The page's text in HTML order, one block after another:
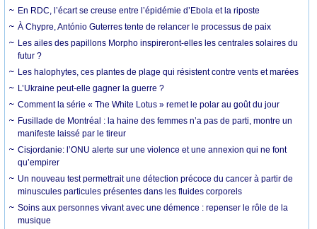
En RDC, l’écart se creuse entre l’épidémie d’Ebola et la riposte
À Chypre, António Guterres tente de relancer le processus de paix
Les ailes des papillons Morpho inspireront-elles les centrales solaires du
futur ?
Les halophytes, ces plantes de plage qui résistent contre vents et marées
L’Ukraine peut-elle gagner la guerre ?
Comment la série « The White Lotus » remet le polar au goût du jour
Fusillade de Montréal : la haine des femmes n’a pas de parti, montre un
manifeste laissé par le tireur
Cisjordanie: l’ONU alerte sur une violence et une annexion qui ne font
qu’empirer
Un nouveau test permettrait une détection précoce du cancer à partir de
minuscules particules présentes dans les fluides corporels
Soins aux personnes vivant avec une démence : repenser le rôle de la
musique